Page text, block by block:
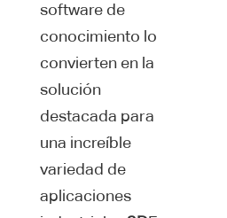
software de
conocimiento lo
convierten en la
solución
destacada para
una increíble
variedad de
aplicaciones